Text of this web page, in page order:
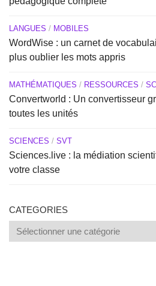
LANGUES / MOBILES
WordWise : un carnet de
plus oublier les mots appris
MATHÉMATIQUES / RESSOURCES /
Convertworld : Un convertisseur
toutes les unités
SCIENCES / SVT
Sciences.live : la médiation
votre classe
CATEGORIES
Categories